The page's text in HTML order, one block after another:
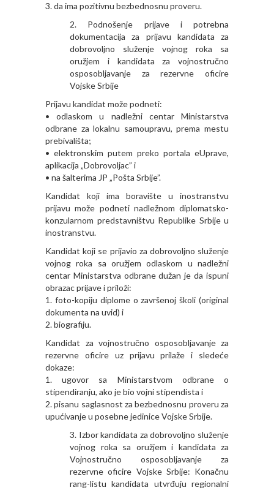
3. da ima pozitivnu bezbednosnu proveru.
Podnošenje prijave i potrebna
dokumentacija za prijavu kandidata za
dobrovoljno služenje vojnog roka sa
oružjem i kandidata za vojnostručno
osposobljavanje za rezervne oficire
Vojske Srbije
Prijavu kandidat može podneti:
• odlaskom u nadležni centar Ministarstva
odbrane za lokalnu samoupravu, prema mestu
prebivališta;
• elektronskim putem preko portala eUprave,
aplikacija „Dobrovoljac” i
• na šalterima JP „Pošta Srbije”.
Kandidat koji ima boravište u inostranstvu
prijavu može podneti nadležnom diplomatsko-
konzularnom predstavništvu Republike Srbije u
inostranstvu.
Kandidat koji se prijavio za dobrovoljno služenje
vojnog roka sa oružjem odlaskom u nadležni
centar Ministarstva odbrane dužan je da ispuni
obrazac prijave i priloži:
1. foto-kopiju diplome o završenoj školi (original
dokumenta na uvid) i
2. biografiju.
Kandidat za vojnostručno osposobljavanje za
rezervne oficire uz prijavu prilaže i sledeće
dokaze:
1. ugovor sa Ministarstvom odbrane o
stipendiranju, ako je bio vojni stipendista i
2. pisanu saglasnost za bezbednosnu proveru za
upućivanje u posebne jedinice Vojske Srbije.
Izbor kandidata za dobrovoljno služenje
vojnog roka sa oružjem i kandidata za
Vojnostručno osposobljavanje za
rezervne oficire Vojske Srbije: Konačnu
rang-listu kandidata utvrđuju regionalni